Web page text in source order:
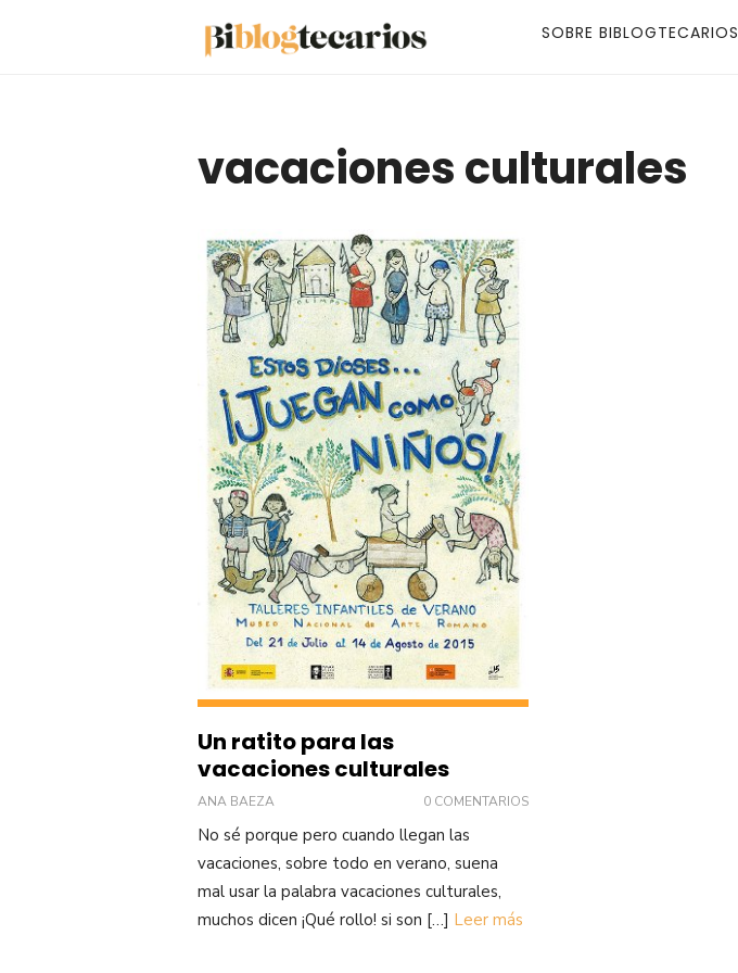
SOBRE BIBLOGTECARIOS
vacaciones culturales
Un ratito para las
vacaciones culturales
ANA BAEZA 0 COMENTARIOS
No sé porque pero cuando llegan las
vacaciones, sobre todo en verano, suena
mal usar la palabra vacaciones culturales,
muchos dicen ¡Qué rollo! si son […] Leer más